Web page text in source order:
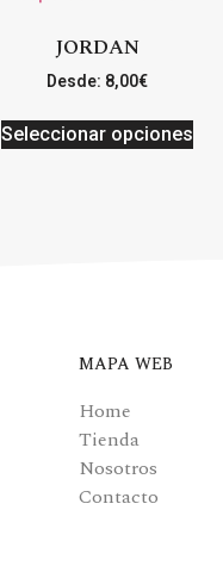
JORDAN
Desde: 8,00€
Seleccionar opciones
MAPA WEB
Home
Tienda
Nosotros
Contacto